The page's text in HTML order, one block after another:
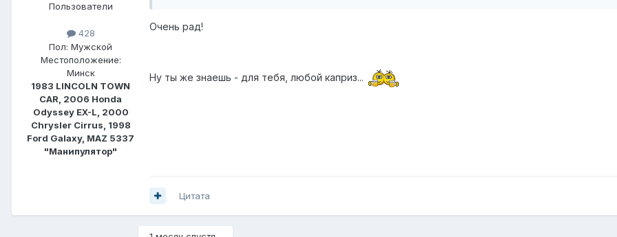
Пользователи
428
Пол: Мужской
Местоположение:
Минск
1983 LINCOLN TOWN
CAR, 2006 Honda
Odyssey EX-L, 2000
Chrysler Cirrus, 1998
Ford Galaxy, MAZ 5337
"Манипулятор"
Очень рад!
Ну ты же знаешь - для тебя, любой каприз...
Цитата